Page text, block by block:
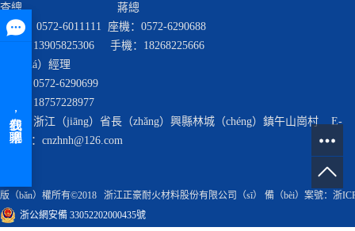
查總 蔣總
座機： 0572-6011111 座機：0572-6290688
手機：13905825306 手機：18268225666
查（chá）經理
座機：0572-6290699
手機：18757228977
地址：浙江（jiāng）省長（zhǎng）興縣林城（chéng）鎮午山崗村 E-
MAIL ：cnzhnh@126.com
版（bǎn）權所有©2018 浙江正豪耐火材料股份有限公司（sī） 備（bèi）案號： 浙
浙公網安備 33052202000435號